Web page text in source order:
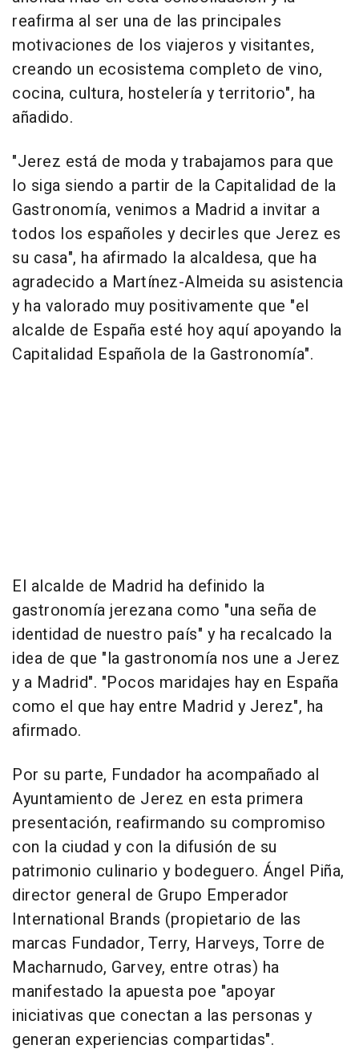
reafirma al ser una de las principales
motivaciones de los viajeros y visitantes,
creando un ecosistema completo de vino,
cocina, cultura, hostelería y territorio", ha
añadido.
"Jerez está de moda y trabajamos para que
lo siga siendo a partir de la Capitalidad de la
Gastronomía, venimos a Madrid a invitar a
todos los españoles y decirles que Jerez es
su casa", ha afirmado la alcaldesa, que ha
agradecido a Martínez-Almeida su asistencia
y ha valorado muy positivamente que "el
alcalde de España esté hoy aquí apoyando la
Capitalidad Española de la Gastronomía".
El alcalde de Madrid ha definido la
gastronomía jerezana como "una seña de
identidad de nuestro país" y ha recalcado la
idea de que "la gastronomía nos une a Jerez
y a Madrid". "Pocos maridajes hay en España
como el que hay entre Madrid y Jerez", ha
afirmado.
Por su parte, Fundador ha acompañado al
Ayuntamiento de Jerez en esta primera
presentación, reafirmando su compromiso
con la ciudad y con la difusión de su
patrimonio culinario y bodeguero. Ángel Piña,
director general de Grupo Emperador
International Brands (propietario de las
marcas Fundador, Terry, Harveys, Torre de
Macharnudo, Garvey, entre otras) ha
manifestado la apuesta poe "apoyar
iniciativas que conectan a las personas y
generan experiencias compartidas".